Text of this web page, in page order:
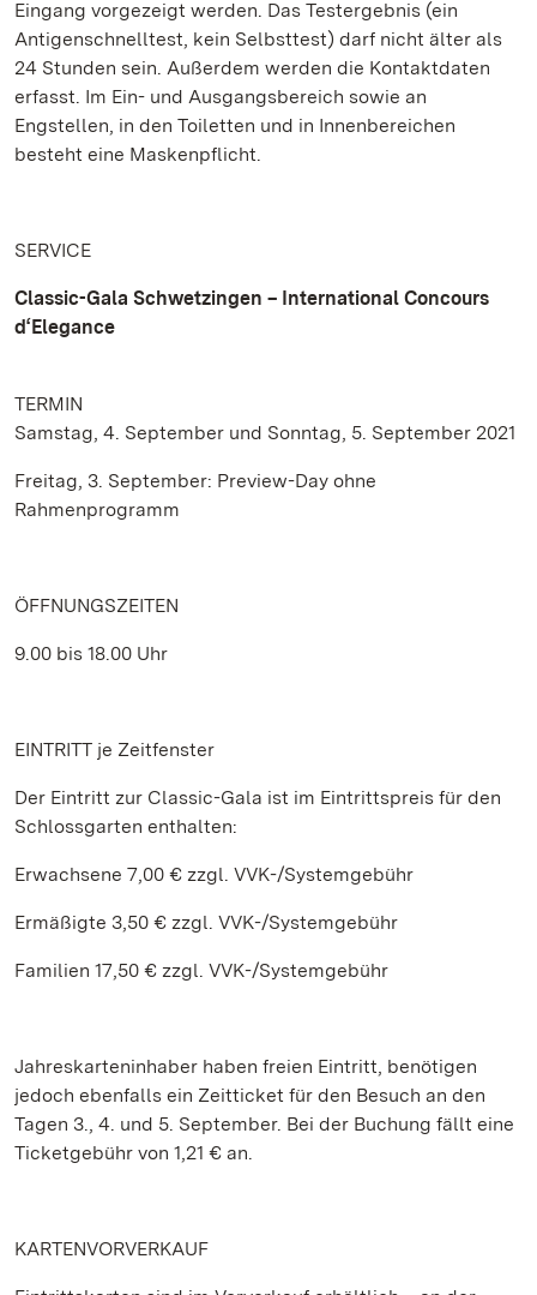
Eingang vorgezeigt werden. Das Testergebnis (ein
Antigenschnelltest, kein Selbsttest) darf nicht älter als
24 Stunden sein. Außerdem werden die Kontaktdaten
erfasst. Im Ein- und Ausgangsbereich sowie an
Engstellen, in den Toiletten und in Innenbereichen
besteht eine Maskenpflicht.
SERVICE
Classic-Gala Schwetzingen – International Concours
d‘Elegance
TERMIN
Samstag, 4. September und Sonntag, 5. September 2021
Freitag, 3. September: Preview-Day ohne
Rahmenprogramm
ÖFFNUNGSZEITEN
9.00 bis 18.00 Uhr
EINTRITT je Zeitfenster
Der Eintritt zur Classic-Gala ist im Eintrittspreis für den
Schlossgarten enthalten:
Erwachsene 7,00 € zzgl. VVK-/Systemgebühr
Ermäßigte 3,50 € zzgl. VVK-/Systemgebühr
Familien 17,50 € zzgl. VVK-/Systemgebühr
Jahreskarteninhaber haben freien Eintritt, benötigen
jedoch ebenfalls ein Zeitticket für den Besuch an den
Tagen 3., 4. und 5. September. Bei der Buchung fällt eine
Ticketgebühr von 1,21 € an.
KARTENVORVERKAUF